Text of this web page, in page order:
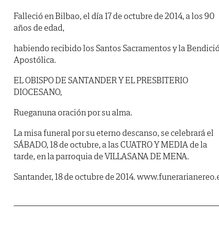
Falleció en Bilbao, el día 17 de octubre de 2014, a los 90
años de edad,
habiendo recibido los Santos Sacramentos y la
Apostólica.
EL OBISPO DE SANTANDER Y EL PRESBITERIO
DIOCESANO,
Rueganuna oración por su alma.
La misa funeral por su eterno descanso, se celebrará el
SÁBADO, 18 de octubre, a las CUATRO Y MEDIA de la
tarde, en la parroquia de VILLASANA DE MENA.
Santander, 18 de octubre de 2014.